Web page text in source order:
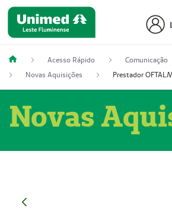
Acesso Rápido
Comunicação
Novas Aquisições
Novas